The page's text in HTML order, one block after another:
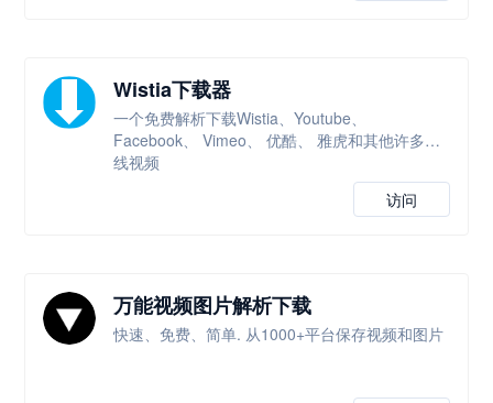
Wistia下载器
一个免费解析下载Wistia、Youtube、
Facebook、 Vimeo、 优酷、 雅虎和其他许多在
线视频
访问
万能视频图片解析下载
快速、免费、简单. 从1000+平台保存视频和图片